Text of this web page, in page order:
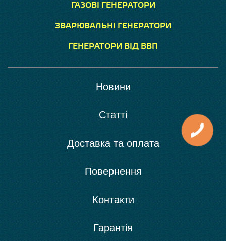
ГАЗОВІ ГЕНЕРАТОРИ
ЗВАРЮВАЛЬНІ ГЕНЕРАТОРИ
ГЕНЕРАТОРИ ВІД ВВП
Новини
Статті
Доставка та оплата
Повернення
Контакти
Гарантія